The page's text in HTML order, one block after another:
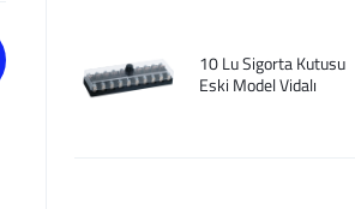
10 Lu Sigorta Kutusu
Eski Model Vidalı